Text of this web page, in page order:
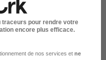
à
domaine
traceurs pour rendre votre
encore plus efficace.
de nos services et ne